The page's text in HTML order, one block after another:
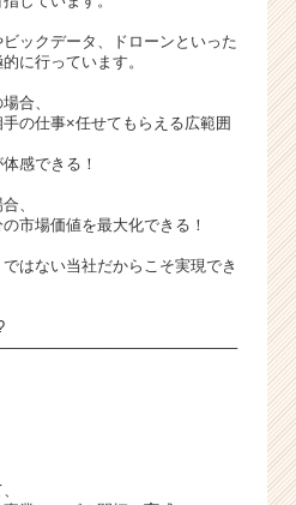
ックデータ、ドローンといった
に行っています。
合、
の仕事×任せてもらえる広範囲
感できる！
、
市場価値を最大化できる！
はない当社だからこそ実現でき